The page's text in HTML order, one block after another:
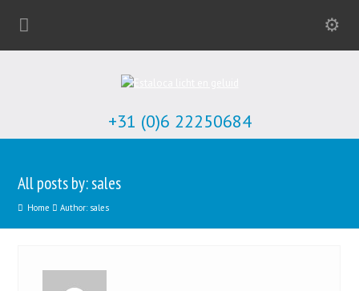
+31 (0)6 22250684
All posts by: sales
Home Author: sales